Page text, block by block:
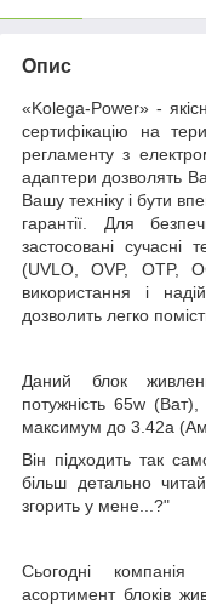
Опис
«Kolega-Power» -
сертифікацію на
регламенту з
адаптери дозволять
Вашу техніку і бути
гарантії. Для
застосовані сучасні
(UVLO, OVP, OTP,
використання і
дозволить легко
Даний блок
потужність65w (Ват)
максимум до 3.42a
Він підходить так
більш детально
згорить у мене...?"
Сьогодні компанія
асортимент блоків